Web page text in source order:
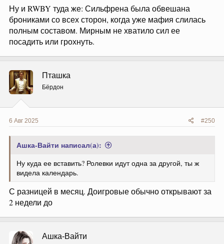
Ну и RWBY туда же: Сильфрена была обвешана
брониками со всех сторон, когда уже мафия слилась
полным составом. Мирным не хватило сил ее
посадить или грохнуть.
Пташка
Бёрдон
6 Авг 2025 #250
Ашка-Вайти написал(а):
Ну куда ее вставить? Ролевки идут одна за другой, ты ж
видела календарь.
С разницей в месяц. Доигровые обычно открывают за
2 недели до
Ашка-Вайти